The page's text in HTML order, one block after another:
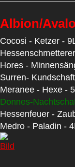
Albion/
Cocosi - Ketzer -
Hores -
Surren-
Meranee - Hexe -
Donnes-
Hessenfeuer -
Medro - Paladin -